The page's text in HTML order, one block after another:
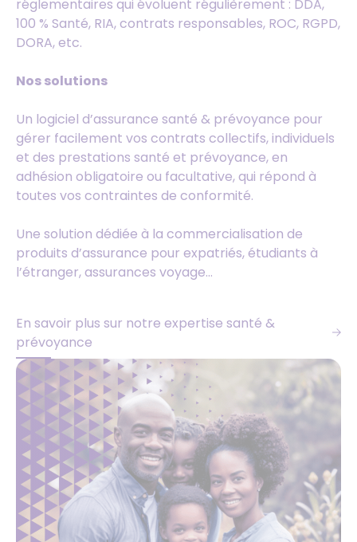
réglementaires qui évoluent régulièrement : DDA,
100 % Santé, RIA, contrats responsables, ROC, RGPD,
DORA, etc.
Nos solutions
Un logiciel d’assurance santé & prévoyance pour
gérer facilement vos contrats collectifs, individuels
et des prestations santé et prévoyance, en
adhésion obligatoire ou facultative, qui répond à
toutes vos contraintes de conformité.
Une solution dédiée à la commercialisation de
produits d’assurance pour expatriés, étudiants à
l’étranger, assurances voyage…
En savoir plus sur notre expertise santé &
prévoyance